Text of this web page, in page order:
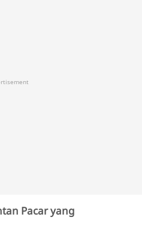
Pacar yang